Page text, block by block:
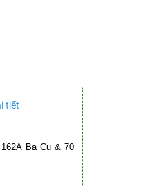
tiết
Ba Cu & 70